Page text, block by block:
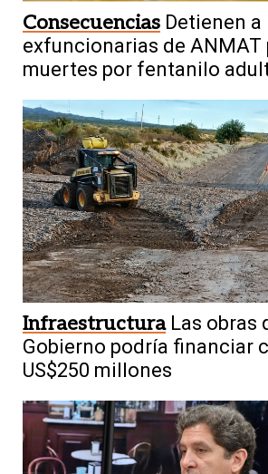
Consecuencias Detienen a
exfuncionarias de ANMAT
muertes por fentanilo
Infraestructura Las obras
Gobierno podría financiar
US$250 millones